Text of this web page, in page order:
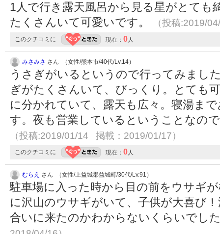
1人で行き露天風呂から見る星がとても
たくさんいて可愛いです。
（投稿:2019/
このクチコミに 現在： 0人
みさみさ さん （女性/熊本市/40代/Lv.14）
うさぎがいるというので行ってみまし
ぎがたくさんいて、びっくり。とても
に分かれていて、露天も広々。寝湯ま
す。夜も営業しているということなの
（投稿:2019/01/14 掲載：2019/01/17）
このクチコミに 現在： 0人
むらえ さん （女性/上益城郡益城町/30代/Lv.91）
駐車場に入った時から目の前をウサギ
に沢山のウサギがいて、子供が大喜び
合いに来たのかわからないくらいでし